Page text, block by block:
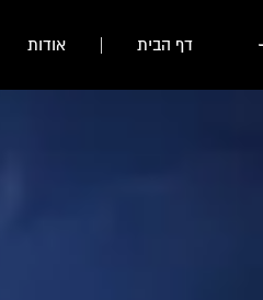
דף הבית אודות